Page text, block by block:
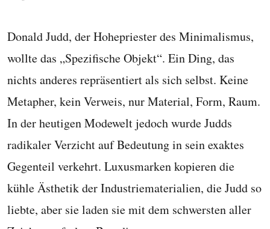
Donald Judd, der Hohepriester des Minimalismus,
wollte das „Spezifische Objekt“. Ein Ding, das
nichts anderes repräsentiert als sich selbst. Keine
Metapher, kein Verweis, nur Material, Form, Raum.
In der heutigen Modewelt jedoch wurde Judds
radikaler Verzicht auf Bedeutung in sein exaktes
Gegenteil verkehrt. Luxusmarken kopieren die
kühle Ästhetik der Industriematerialien, die Judd so
liebte, aber sie laden sie mit dem schwersten aller